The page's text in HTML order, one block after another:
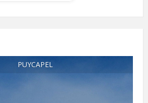
PUYCAPEL